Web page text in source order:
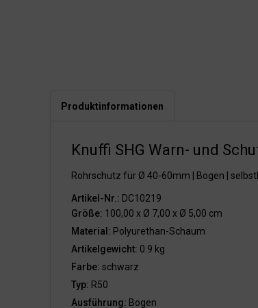
Produktinformationen
Knuffi SHG Warn- und
Rohrschutz für Ø 40-60mm | Bogen |
Artikel-Nr.: DC10219
Größe: 100,00 x Ø 7,00 x Ø 5,00 cm
Material: Polyurethan-Schaum
Artikelgewicht: 0.9 kg
Farbe: schwarz
Typ: R50
Ausführung: Bogen